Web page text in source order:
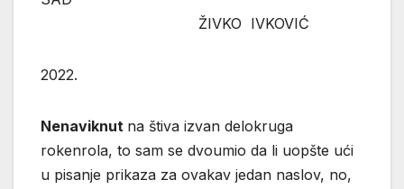
ŽIVKO IVKOVIĆ
2022.
Nenaviknut na štiva izvan delokruga
rokenrola, to sam se dvoumio da li uopšte ući
u pisanje prikaza za ovakav jedan naslov, no,